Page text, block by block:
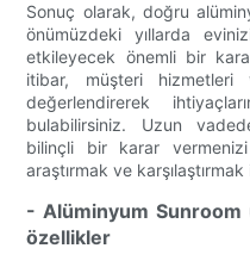
Sonuç olarak, doğru
önümüzdeki yıllarda
etkileyecek önemli bir
itibar, müşteri
değerlendirerek
bulabilirsiniz. Uzun
bilinçli bir karar
araştırmak ve karşılaştırmak
- Alüminyum
özellikler